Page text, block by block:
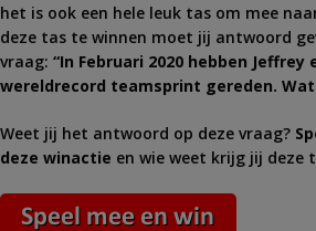
het is ook een hele leuk tas om mee
deze tas te winnen moet jij antwoord
vraag: “In Februari 2020 hebben Jeffrey
wereldrecord teamsprint gereden. Wat
Weet jij het antwoord op deze vraag?
deze winactie en wie weet krijg jij deze